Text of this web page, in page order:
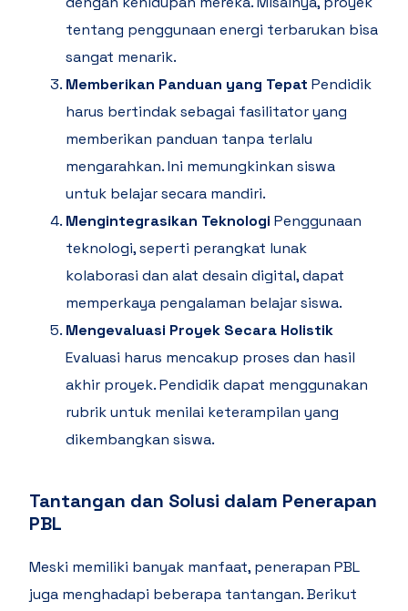
tentang penggunaan energi terbarukan bisa
sangat menarik.
Memberikan Panduan yang Tepat Pendidik
harus bertindak sebagai fasilitator yang
memberikan panduan tanpa terlalu
mengarahkan. Ini memungkinkan siswa
untuk belajar secara mandiri.
Mengintegrasikan Teknologi Penggunaan
teknologi, seperti perangkat lunak
kolaborasi dan alat desain digital, dapat
memperkaya pengalaman belajar siswa.
Mengevaluasi Proyek Secara Holistik
Evaluasi harus mencakup proses dan hasil
akhir proyek. Pendidik dapat menggunakan
rubrik untuk menilai keterampilan yang
dikembangkan siswa.
Tantangan dan Solusi dalam Penerapan
PBL
Meski memiliki banyak manfaat, penerapan PBL
juga menghadapi beberapa tantangan. Berikut